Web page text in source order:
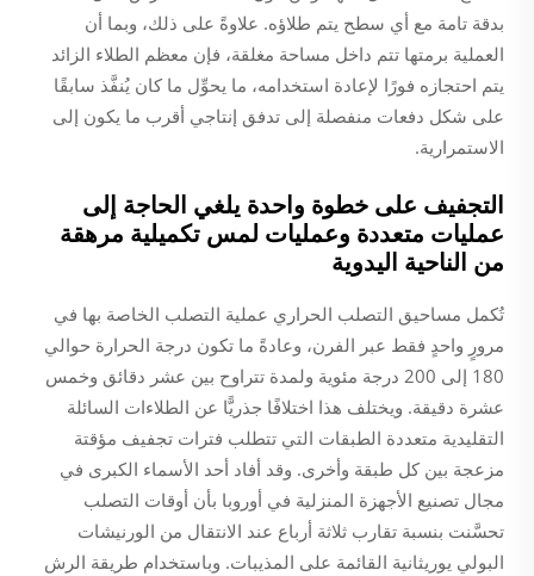
بدقة تامة مع أي سطح يتم طلاؤه. علاوةً على ذلك، وبما أن
العملية برمتها تتم داخل مساحة مغلقة، فإن معظم الطلاء الزائد
يتم احتجازه فورًا لإعادة استخدامه، ما يحوِّل ما كان يُنفَّذ سابقًا
على شكل دفعات منفصلة إلى تدفق إنتاجي أقرب ما يكون إلى
الاستمرارية.
التجفيف على خطوة واحدة يلغي الحاجة إلى
عمليات متعددة وعمليات لمس تكميلية مرهقة
من الناحية اليدوية
تُكمل مساحيق التصلب الحراري عملية التصلب الخاصة بها في
مرورٍ واحدٍ فقط عبر الفرن، وعادةً ما تكون درجة الحرارة حوالي
180 إلى 200 درجة مئوية ولمدة تتراوح بين عشر دقائق وخمس
عشرة دقيقة. ويختلف هذا اختلافًا جذريًّا عن الطلاءات السائلة
التقليدية متعددة الطبقات التي تتطلب فترات تجفيف مؤقتة
مزعجة بين كل طبقة وأخرى. وقد أفاد أحد الأسماء الكبرى في
مجال تصنيع الأجهزة المنزلية في أوروبا بأن أوقات التصلب
تحسَّنت بنسبة تقارب ثلاثة أرباع عند الانتقال من الورنيشات
البولي يوريثانية القائمة على المذيبات. وباستخدام طريقة الرش